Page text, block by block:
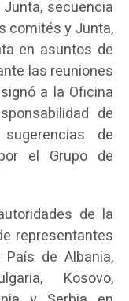
secuencia
comités y Junta,
en asuntos de
las reuniones
a la Oficina
de
de
el Grupo de
de la
representantes
de Albania,
Kosovo,